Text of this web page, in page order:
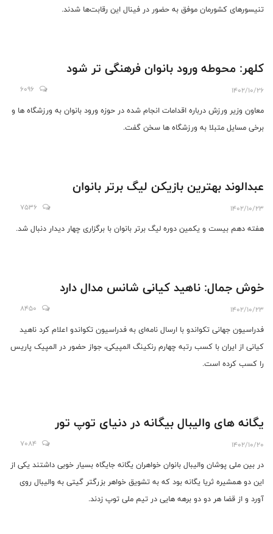
تنیسورهای کشورمان موفق به حضور در فینال این رقابت‌ها شدند.
کلهر: محوطه ورود بانوان فرهنگی تر شود
1402/10/26
6096
معاون وزیر ورزش درباره اقدامات انجام شده در حوزه ورود بانوان به ورزشگاه ها و
برخی مسایل متبلا به ورزشگاه ها سخن گفت.
عبدالوند بهترین بازیکن لیگ برتر بانوان
1402/10/23
7536
هفته دهم بیست و یکمین دوره لیگ برتر بانوان با برگزاری چهار دیدار دنبال شد.
خوش جمال: ناهید کیانی شانس مدال دارد
1402/10/23
8450
فدراسیون جهانی تکواندو با ارسال نامه‌ای به فدراسیون تکواندو اعلام کرد ناهید
کیانی از ایران با کسب رتبه چهارم رنکینگ المپیکی، جواز حضور در المپیک پاریس
را کسب کرده است.
یگانه های والیبال بیگانه در دنیای توپ تور
1402/10/20
7084
در بین ملی پوشان والیبال بانوان خواهران یگانه جایگاه بسیار خوبی داشتند یکی از
این دو همشیره ثریا یگانه بود که به تشویق خواهر بزرگتر گیتی به والیبال روی
آورد و از قضا هر دو دو برهه هایی در تیم ملی توپ زدند.